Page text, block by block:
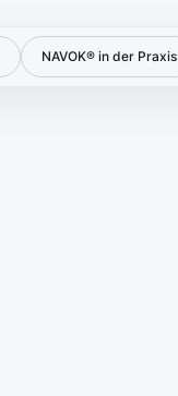
NAVOK® in der Praxis